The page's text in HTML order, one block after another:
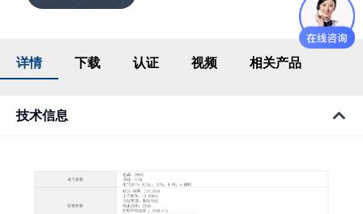
详情 下载 认证 视频 相关产品
技术信息